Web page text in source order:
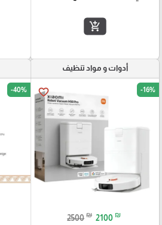
add_shopping_cart
أدوات و مواد تنظيف
favorite_border -16%
2500 ₪ 2100 ₪
-40%